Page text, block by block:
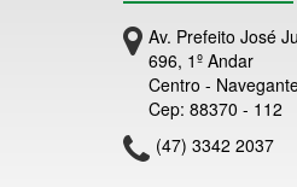
Av. Prefeito José
696, 1º Andar
Centro -
Cep: 88370 - 112
(47) 3342 2037